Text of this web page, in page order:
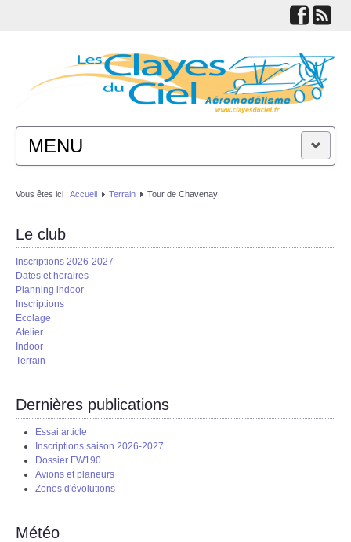
MENU
ACTUALITÉS
LE CLUB
TECHNIQUES
LIENS
Vous êtes ici : Accueil Terrain Tour de Chavenay
Le club
Inscriptions 2026-2027
Dates et horaires
Planning indoor
Inscriptions
Ecolage
Atelier
Indoor
Terrain
Dernières publications
Essai article
Inscriptions saison 2026-2027
Dossier FW190
Avions et planeurs
Zones d'évolutions
Météo